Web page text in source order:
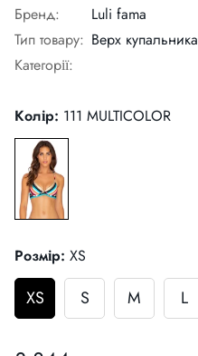
Бренд:
Luli fama
Тип товару: Верх купальника
Категорії:
Колір: 111 MULTICOLOR
Розмір: XS
XS S M L